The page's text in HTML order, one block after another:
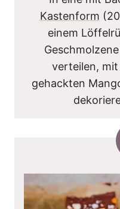
Kastenform
einem
verteilen, mit
gehackten